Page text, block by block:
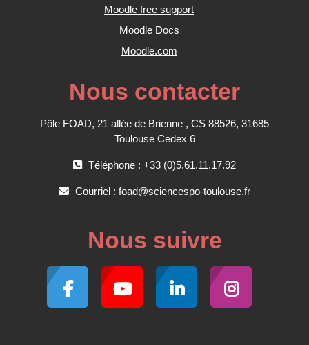
Moodle free support
Moodle Docs
Moodle.com
Nous contacter
Pôle FOAD, 21 allée de Brienne , CS 88526, 31685
Toulouse Cedex 6
Téléphone : +33 (0)5.61.11.17.92
Courriel : foad@sciencespo-toulouse.fr
Nous suivre